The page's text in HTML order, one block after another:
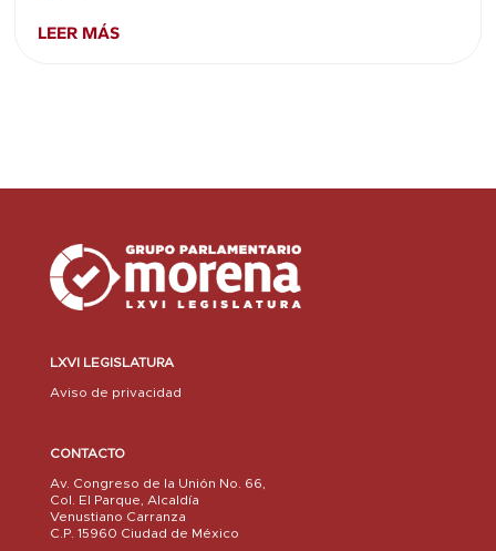
LEER MÁS
LXVI LEGISLATURA
Aviso de privacidad
CONTACTO
Av. Congreso de la Unión No. 66,
Col. El Parque, Alcaldía
Venustiano Carranza
C.P. 15960 Ciudad de México